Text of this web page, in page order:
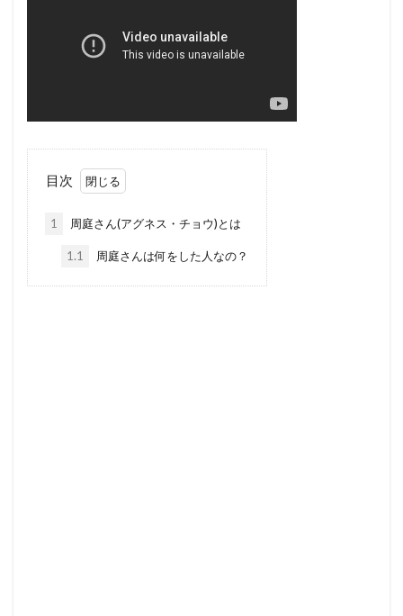
目次
1 周庭さん(アグネス・チョウ)とは
1.1 周庭さんは何をした人なの？